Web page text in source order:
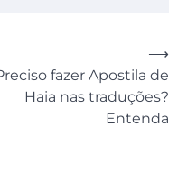
fazer Apostila de
Haia nas traduções?
Entenda
⟶